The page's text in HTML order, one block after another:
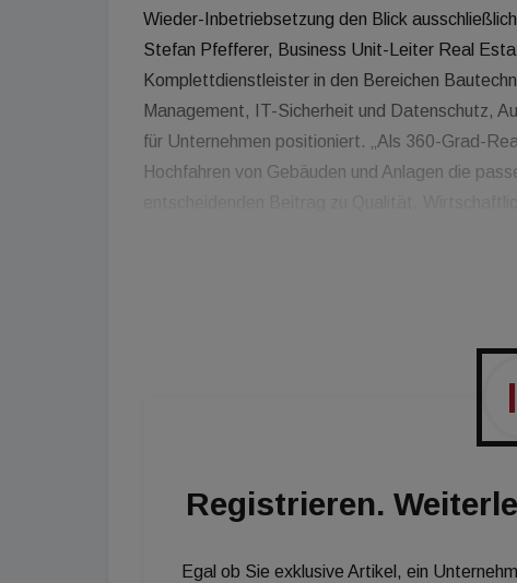
Wieder-Inbetriebsetzung den Blick
Stefan Pfefferer, Business Unit-Leiter Real
Komplettdienstleister in den Bereichen
Management, IT-Sicherheit und Datenschutz,
für Unternehmen positioniert. „Als 360-Grad-
Hochfahren von Gebäuden und Anlagen die
vor allem sicher voll durchstarten zu können.“
Registrieren.
Egal ob Sie exklusive Artikel, ein